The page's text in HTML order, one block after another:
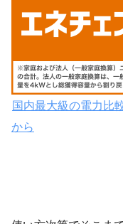
国内最大級の電力比
から